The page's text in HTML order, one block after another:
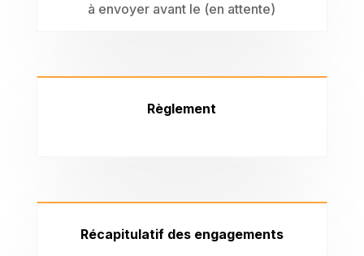
à envoyer avant le (en attente)
Règlement
Récapitulatif des engagements